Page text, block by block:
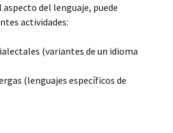
aspecto del lenguaje, puede
actividades:
(variantes de un idioma
(lenguajes específicos de